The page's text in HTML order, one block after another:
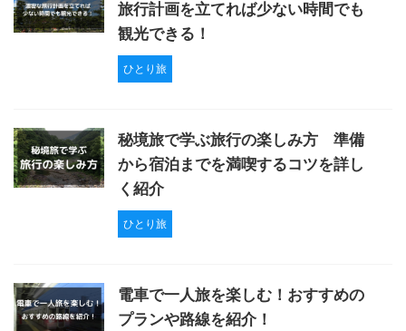
旅行計画を立てれば少ない時間でも
観光できる！
ひとり旅
秘境旅で学ぶ旅行の楽しみ方 準備
から宿泊までを満喫するコツを詳し
く紹介
ひとり旅
電車で一人旅を楽しむ！おすすめの
プランや路線を紹介！